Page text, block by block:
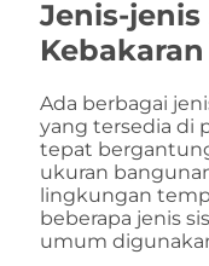
Jenis-
Kebakaran
Ada berbagai
yang tersedia di
tepat
ukuran
lingkungan
beberapa jenis
umum